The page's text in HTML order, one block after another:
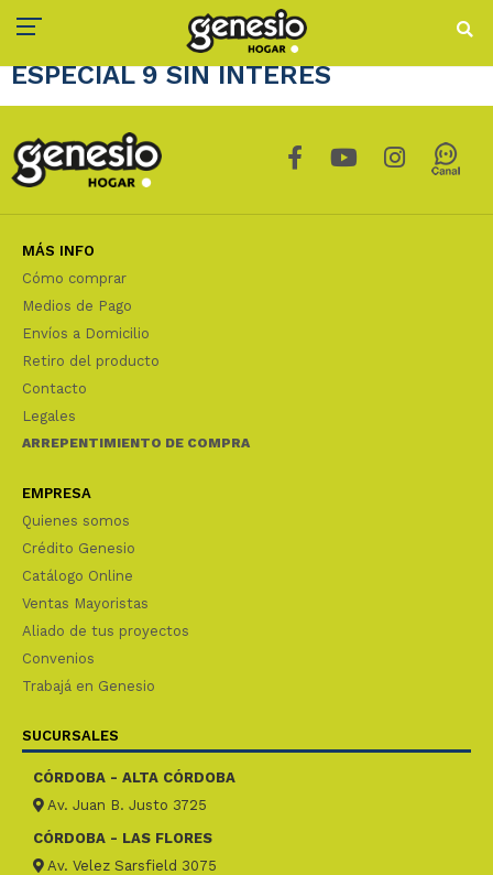
ESPECIAL 9 SIN INTERÉS
MÁS INFO
Cómo comprar
Medios de Pago
Envíos a Domicilio
Retiro del producto
Contacto
Legales
ARREPENTIMIENTO DE COMPRA
EMPRESA
Quienes somos
Crédito Genesio
Catálogo Online
Ventas Mayoristas
Aliado de tus proyectos
Convenios
Trabajá en Genesio
SUCURSALES
CÓRDOBA - ALTA CÓRDOBA
Av. Juan B. Justo 3725
CÓRDOBA - LAS FLORES
Av. Velez Sarsfield 3075